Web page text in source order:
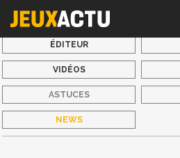
ÉDITEUR
VIDÉOS
ASTUCES
NEWS